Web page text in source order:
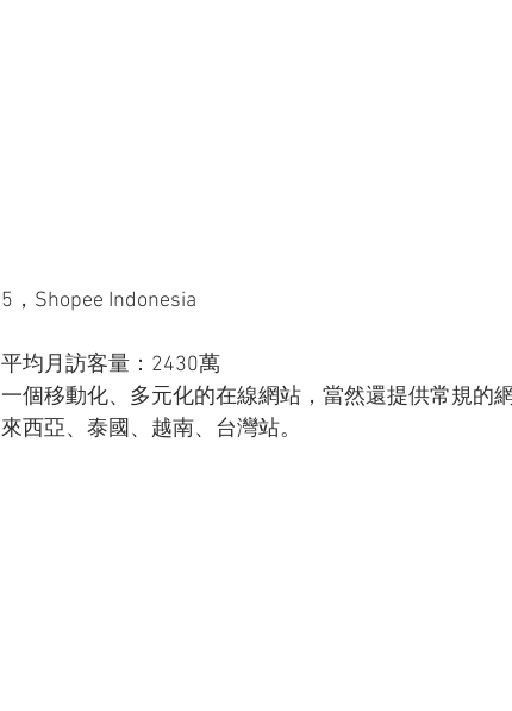
5，Shopee Indonesia
平均月訪客量：2430萬
一個移動化、多元化的在線網站，當然還提供常規的
來西亞、泰國、越南、台灣站。